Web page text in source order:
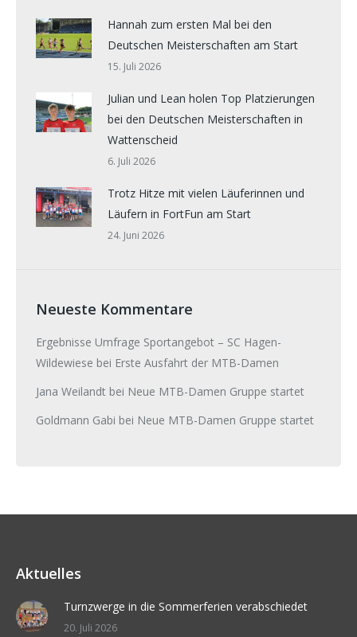
Hannah zum ersten Mal bei den
Deutschen Meisterschaften am Start
15. Juli 2026
Julian und Lean holen Top Platzierungen
bei den Deutschen Meisterschaften in
Wattenscheid
6. Juli 2026
Trotz Hitze mit vielen Läuferinnen und
Läufern in FortFun am Start
24. Juni 2026
Neueste Kommentare
Ergebnisse Umfrage Sportangebot – SC Hagen-
Wildewiese bei Erste Ausfahrt der MTB-Damen
Jana Weilandt bei Neue MTB-Damen Gruppe startet
Goldmann Gabi bei Neue MTB-Damen Gruppe startet
Aktuelles
Turnzwerge in die Sommerferien verabschiedet
20. Juli 2026